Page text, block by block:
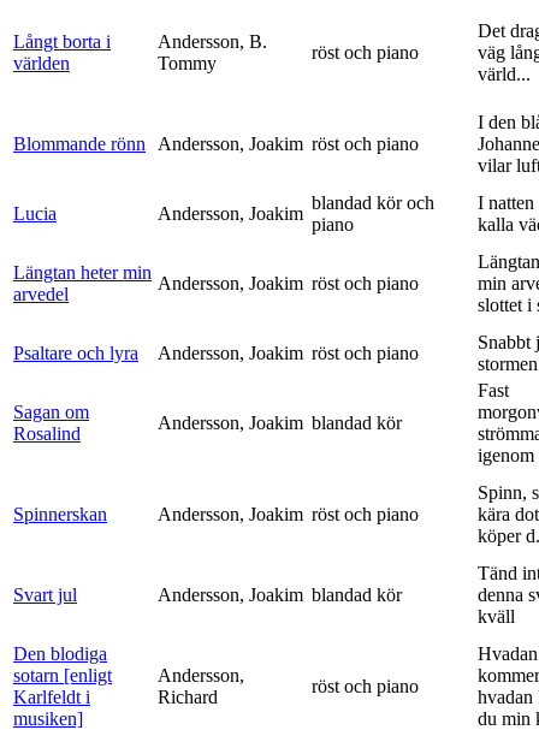
Långt borta i
världen
Andersson, B.
Tommy
röst och piano
Det
väg
värld...
Blommande rönn Andersson, Joakim röst och piano
I den
vilar
Lucia Andersson, Joakim
blandad kör och
piano
I natten
kalla
Längtan heter min
arvedel
Andersson, Joakim röst och piano
min
slottet i
Psaltare och lyra Andersson, Joakim röst och piano
Snabbt
Sagan om
Rosalind
Andersson, Joakim blandad kör
Fast
igenom
Spinnerskan Andersson, Joakim röst och piano
Spinn,
kära
köper
Svart jul Andersson, Joakim blandad kör
Tänd
denna
kväll
Den blodiga
sotarn [enligt
Karlfeldt i
musiken]
Andersson,
Richard
röst och piano
Hvadan
hvadan
du min